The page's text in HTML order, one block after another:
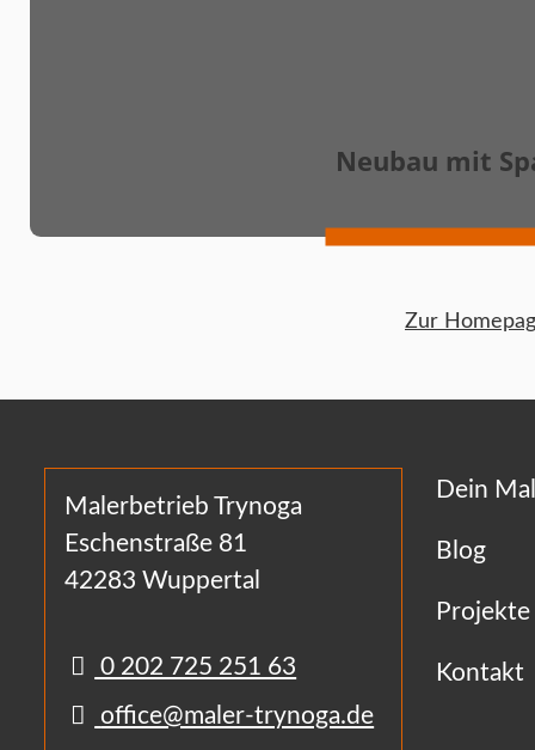
Neubau mit
Zur
Malerbetrieb Trynoga
Eschenstraße 81
42283 Wuppertal
0 202 725 251 63
office@maler-trynoga.de
Dein
Blog
Projekte
Kontakt